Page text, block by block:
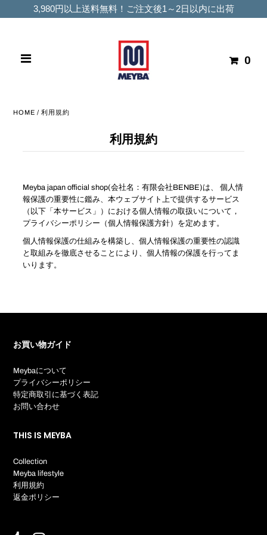
3,980円以上送料無料！ご注文後1～2日以内に出荷
0
HOME /利用規約
利用規約
Meyba japan official shop(会社名：有限会社BENBE)は、 個人情
報保護の重要性に鑑み、本ウェブサイト上で提供するサービス
（以下「本サービス」）における個人情報の取扱いについて，
プライバシーポリシー（個人情報保護方針）を定めます。
個人情報保護の仕組みを構築し、個人情報保護の重要性の認識
と取組みを徹底させることにより、個人情報の保護を行ってま
いります。
お買い物ガイド
Meybaについて
プライバシーポリシー
特定商取引に基づく表記
お問い合わせ
THIS IS MEYBA
Collection
Meyba lifestyle
利用規約
返金ポリシー